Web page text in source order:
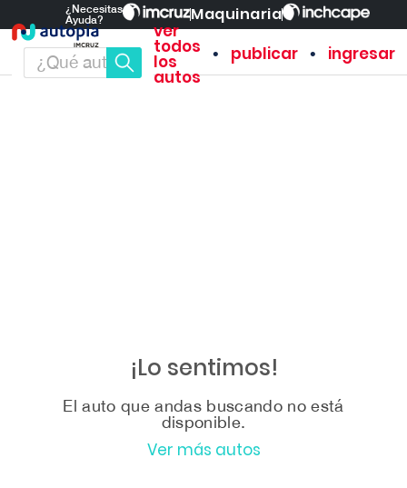
¿Necesitas
Ayuda?
Maquinaria
ver
todos
los
autos
• publicar • ingresar
¡Lo sentimos!
El auto que andas buscando no está
disponible.
Ver más autos